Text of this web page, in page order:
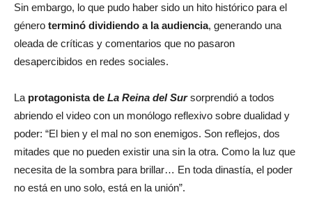
Sin embargo, lo que pudo haber sido un hito histórico para el
género terminó dividiendo a la audiencia, generando una
oleada de críticas y comentarios que no pasaron
desapercibidos en redes sociales.
La protagonista de La Reina del Sursorprendió a todos
abriendo el video con un monólogo reflexivo sobre dualidad y
poder: “El bien y el mal no son enemigos. Son reflejos, dos
mitades que no pueden existir una sin la otra. Como la luz que
necesita de la sombra para brillar… En toda dinastía, el poder
no está en uno solo, está en la unión”.